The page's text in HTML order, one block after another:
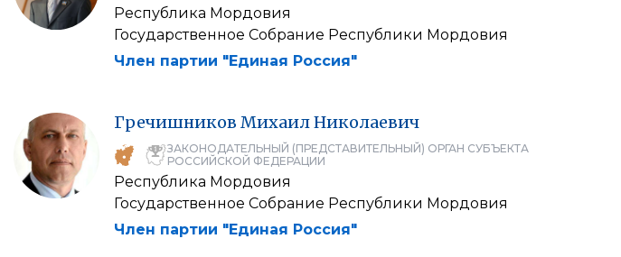
Республика Мордовия
Государственное Собрание Республики Мордовия
Член партии "Единая Россия"
Гречишников МихаилНиколаевич
ЗАКОНОДАТЕЛЬНЫЙ (ПРЕДСТАВИТЕЛЬНЫЙ) ОРГАН СУБЪЕКТА
РОССИЙСКОЙ ФЕДЕРАЦИИ
Республика Мордовия
Государственное Собрание Республики Мордовия
Член партии "Единая Россия"